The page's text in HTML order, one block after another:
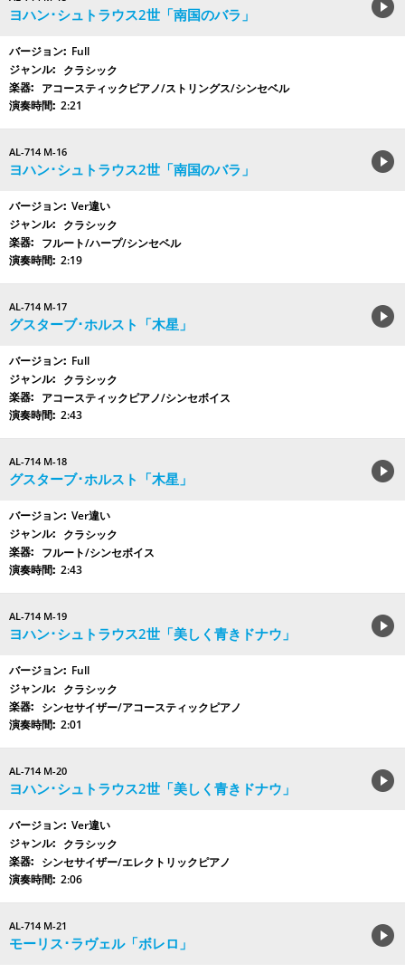
ヨハン･シュトラウス2世「南国のバラ」
Full
クラシック
アコースティックピアノ/ストリングス/シンセベル
2:21
AL-714 M-16
ヨハン･シュトラウス2世「南国のバラ」
Ver違い
クラシック
フルート/ハープ/シンセベル
2:19
AL-714 M-17
グスターブ･ホルスト「木星」
Full
クラシック
アコースティックピアノ/シンセボイス
2:43
AL-714 M-18
グスターブ･ホルスト「木星」
Ver違い
クラシック
フルート/シンセボイス
2:43
AL-714 M-19
ヨハン･シュトラウス2世「美しく青きドナウ」
Full
クラシック
シンセサイザー/アコースティックピアノ
2:01
AL-714 M-20
ヨハン･シュトラウス2世「美しく青きドナウ」
Ver違い
クラシック
シンセサイザー/エレクトリックピアノ
2:06
AL-714 M-21
モーリス･ラヴェル「ボレロ」